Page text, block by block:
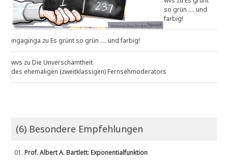
so grün .... und
farbig!
ingaginga zuEs grünt so grün .... und farbig!
wvs zuDie Unverschämtheit
des ehemaligen (zweitklassigen) Fernsehmoderators
(6) Besondere Empfehlungen
01.Prof. Albert A. Bartlett: Exponentialfunktion